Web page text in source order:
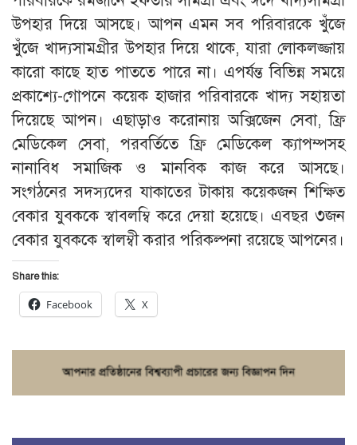
উপহার দিয়ে আসছে। আপন এমন সব পরিবারকে খুঁজে
খুঁজে খাদ্যসামগ্রীর উপহার দিয়ে থাকে, যারা লোকলজ্জায়
কারো কাছে হাত পাততে পারে না। এপর্যন্ত বিভিন্ন সময়ে
প্রকাশ্যে-গোপনে কয়েক হাজার পরিবারকে খাদ্য সহায়তা
দিয়েছে আপন। এছাড়াও করোনায় অক্সিজেন সেবা, ফ্রি
মেডিকেল সেবা, পরবর্তিতে ফ্রি মেডিকেল ক্যাপম্পসহ
নানাবিধ সমাজিক ও মানবিক কাজ করে আসছে।
সংগঠনের সদস্যদের যাকাতের টাকায় কয়েকজন শিক্ষিত
বেকার যুবককে স্বাবলম্বি করে দেয়া হয়েছে। এবছর ৩জন
বেকার যুবককে স্বালম্বী করার পরিকল্পনা রয়েছে আপনের।
Share this:
Facebook X